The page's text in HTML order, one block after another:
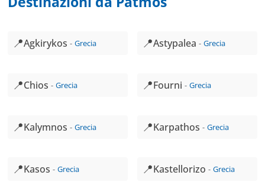
📍Agkirykos Grecia 📍Astypalea Grecia
📍Chios Grecia 📍Fourni Grecia
📍Kalymnos Grecia 📍Karpathos Grecia
📍Kasos Grecia 📍Kastellorizo Grecia